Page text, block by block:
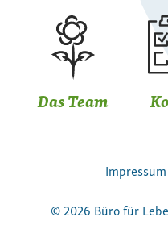
Das Team
Impressum
© 2026 Büro für